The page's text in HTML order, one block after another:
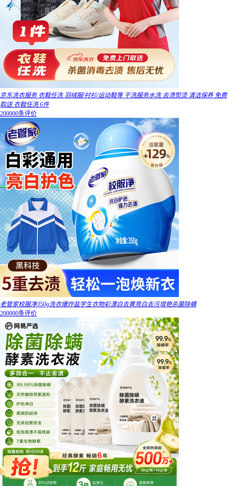
京东洗衣服务 衣鞋任洗 羽绒服/衬衫/运动鞋等 干洗服务水洗 去渍熨烫 清洁保养 免费
取送 衣鞋任洗 6件
200000条评价
老管家校服净350g洗衣爆炸盐学生衣物彩漂白去黄亮白去污增艳杀菌除螨
200000条评价